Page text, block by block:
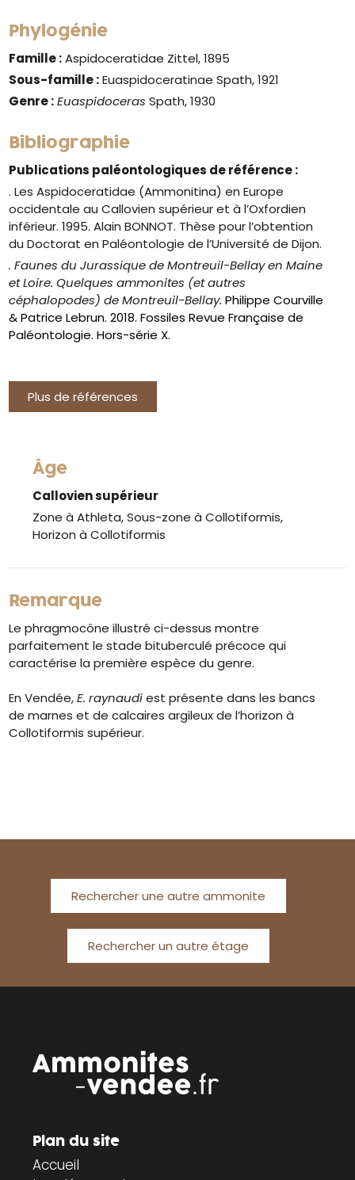
Phylogénie
Famille :Aspidoceratidae Zittel, 1895
Sous-famille :Euaspidoceratinae Spath, 1921
Genre : Euaspidoceras Spath, 1930
Bibliographie
Publications paléontologiques de référence :
. Les Aspidoceratidae (Ammonitina) en Europe
occidentale au Callovien supérieur et à l’Oxfordien
inférieur. 1995. Alain BONNOT. Thèse pour l’obtention
du Doctorat en Paléontologie de l’Université de Dijon.
. Faunes du Jurassique de Montreuil-Bellay en Maine
et Loire. Quelques ammonites (et autres
céphalopodes) de Montreuil-Bellay. Philippe Courville
& Patrice Lebrun. 2018. Fossiles Revue Française de
Paléontologie. Hors-série X.
Plus de références
Âge
Callovien supérieur
Zone à Athleta, Sous-zone à Collotiformis,
Horizon à Collotiformis
Remarque
Le phragmocône illustré ci-dessus montre
parfaitement le stade bituberculé précoce qui
caractérise la première espèce du genre.
En Vendée,E. raynaudiest présente dans les bancs
de marnes et de calcaires argileux de l’horizon à
Collotiformis supérieur.
Rechercher une autre ammonite
Rechercher un autre étage
Plan du site
Accueil